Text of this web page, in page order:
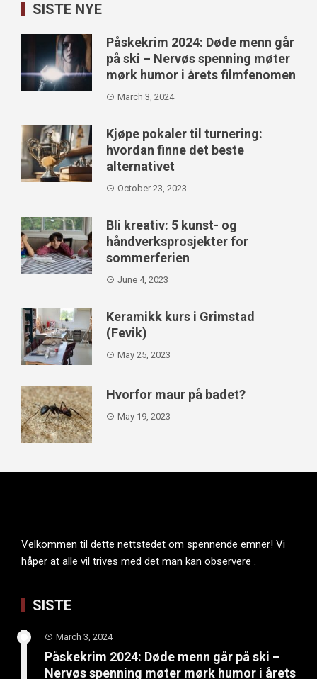
SISTE NYE
Påskekrim 2024: Døde menn går
på ski – Nervøs spenning møter
mørk humor i årets filmfenomen
March 3, 2024
Kjøpe pokaler til turnering:
hvordan finne det beste
alternativet
October 23, 2023
Bli kreativ: 5 kunst- og
håndverksprosjekter for
sommerferien
June 4, 2023
Keramikk kurs i Grimstad
(Fevik)
May 25, 2023
Hvorfor maur på badet?
May 19, 2023
Velkommen til dette nettstedet om spennende emner! Vi
håper at alle vil trives med det man kan observere .
SISTE
March 3, 2024
Påskekrim 2024: Døde menn går på ski –
Nervøs spenning møter mørk humor i årets